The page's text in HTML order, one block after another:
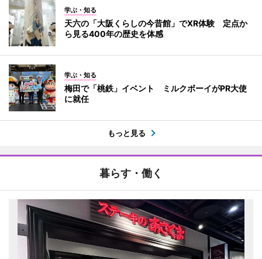
学ぶ・知る
天六の「大阪くらしの今昔館」でXR体験 定点か
ら見る400年の歴史を体感
学ぶ・知る
梅田で「桃鉄」イベント ミルクボーイがPR大使
に就任
もっと見る
暮らす・働く